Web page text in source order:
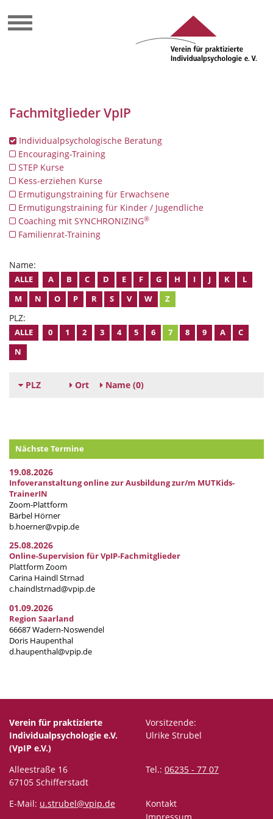
Fachmitglieder VpIP
Individualpsychologische Beratung
Encouraging-Training
STEP Kurse
Kess-erziehen Kurse
Ermutigungstraining für Erwachsene
Ermutigungstraining für Kinder / Jugendliche
Coaching mit SYNCHRONIZING®
Familienrat-Training
Name:
ALLE A B C D E F G H I J K
L
M
N O P R S V W Z
PLZ:
ALLE 0 1 2 3 4 5 6 7 8 9 A
C
N
PLZ Ort Name (0)
Nächste Termine
19.08.2026
Infoveranstaltung online zur Ausbildung zur/m MUTKids-
TrainerIN
Zoom-Plattform
Bärbel Hörner
b.hoerner@vpip.de
25.08.2026
Online-Supervision für VpIP-Fachmitglieder
Plattform Zoom
Carina Haindl Strnad
c.haindlstrnad@vpip.de
01.09.2026
Region Saarland
66687 Wadern-Noswendel
Doris Haupenthal
d.haupenthal@vpip.de
Verein für praktizierte
Individualpsychologie e.V.
(VpIP e.V.)
Vorsitzende:
Ulrike Strubel
Alleestraße 16
67105 Schifferstadt
Tel.: 06235 - 77 07
E-Mail: u.strubel@vpip.de
Kontakt